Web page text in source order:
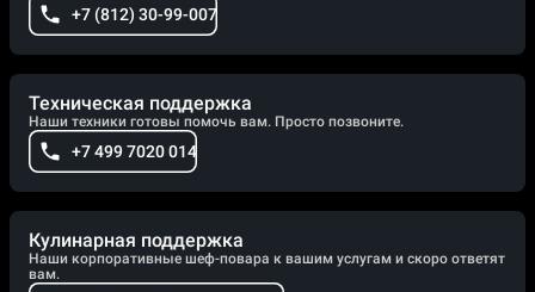
+7 (812) 30-99-007
Техническая поддержка
Наши техники готовы помочь вам. Просто позвоните.
+7 499 7020 014
Кулинарная поддержка
Наши корпоративные шеф-повара к вашим услугам и скоро ответят
вам.